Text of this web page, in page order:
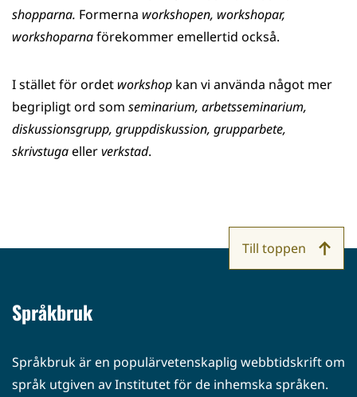
shopparna. Formerna workshopen, workshopar,
workshoparnaförekommer emellertid också.
I stället för ordet workshop kan vi använda något mer
begripligt ord som seminarium, arbetsseminarium,
diskussionsgrupp, gruppdiskussion, grupparbete,
skrivstugaellerverkstad.
Språkbruk
Språkbruk är en populärvetenskaplig webbtidskrift om
språk utgiven av Institutet för de inhemska språken.
Till toppen